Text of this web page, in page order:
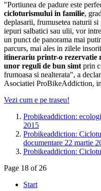
"Portiunea de padure este
cicloturismului in familie,
deplasarii, frumusetea naturii
iepuri salbatici sau ulii, vor
un punct de panorama mai
parcurs, mai ales in zilele
itinerariu printr-o rezervatie
unor reguli de bun simt prin
frumoasa si nealterata", a
Asociatiei ProBikeAddiction,
Vezi cum e pe traseu!
Probikeaddiction:
2015
Probikeaddiction:
documentare 22 martie
Probikeaddiction:
Page 18 of 26
Start